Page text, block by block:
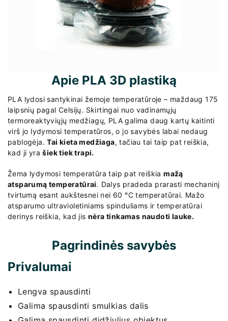
Apie PLA 3D plastiką
PLA lydosi santykinai žemoje temperatūroje – maždaug 175
laipsnių pagal Celsijų. Skirtingai nuo vadinamųjų
termoreaktyviųjų medžiagų, PLA galima daug kartų kaitinti
virš jo lydymosi temperatūros, o jo savybės labai nedaug
pablogėja.Tai kieta medžiaga, tačiau tai taip pat reiškia,
kad ji yrašiek tiek trapi.
Žema lydymosi temperatūra taip pat reiškiamažą
atsparumą temperatūrai. Dalys pradeda prarasti mechaninį
tvirtumą esant aukštesnei nei 60 °C temperatūrai. Mažo
atsparumo ultravioletiniams spinduliams ir temperatūrai
derinys reiškia, kad jis nėra tinkamas naudoti lauke.
Pagrindinės savybės
Privalumai
Lengva spausdinti
Galima spausdinti smulkias dalis